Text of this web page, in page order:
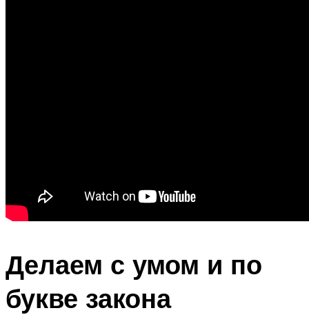
Делаем с умом и по
букве закона